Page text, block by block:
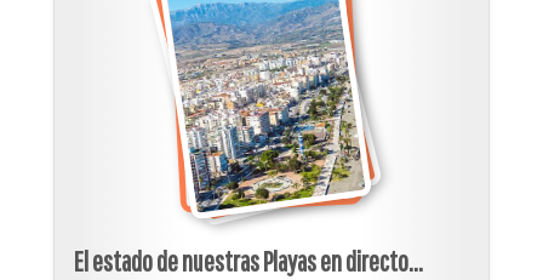
El estado de nuestras Playas en directo...